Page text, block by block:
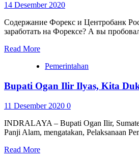
14 Desember 2020
Содержание Форекс и Центробанк
заработать на Форексе? А вы
Read More
Pemerintahan
Bupati Ogan Ilir Ilyas, Kita
11 Desember 2020 0
INDRALAYA – Bupati Ogan Ilir,
Panji Alam, mengatakan, Pelaksanaan
Read More